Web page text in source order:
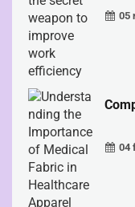
05
04